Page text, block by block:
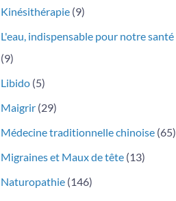
Kinésithérapie (9)
L'eau, indispensable pour notre santé
(9)
Libido (5)
Maigrir (29)
Médecine traditionnelle chinoise (65)
Migraines et Maux de tête (13)
Naturopathie (146)